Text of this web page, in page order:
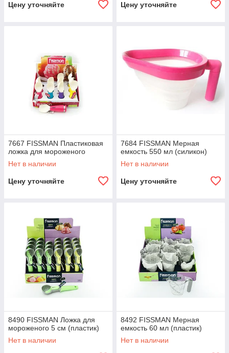
Цену уточняйте Цену уточняйте
7667 FISSMAN Пластиковая
ложка для мороженого
Нет в наличии
Цену уточняйте
7684 FISSMAN Мерная
емкость 550 мл (силикон)
Нет в наличии
Цену уточняйте
8490 FISSMAN Ложка для
мороженого 5 см (пластик)
Нет в наличии
8492 FISSMAN Мерная
емкость 60 мл (пластик)
Нет в наличии